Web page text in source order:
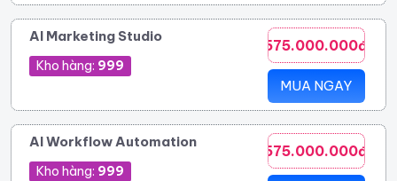
AI Marketing Studio
Kho hàng: 999
575.000.000đ
MUA NGAY
AI Workflow Automation
Kho hàng: 999
575.000.000đ